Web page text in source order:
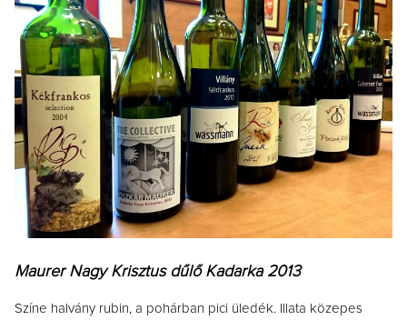
Maurer Nagy Krisztus dűlő Kadarka 2013
Színe halvány rubin, a pohárban pici üledék. Illata közepes